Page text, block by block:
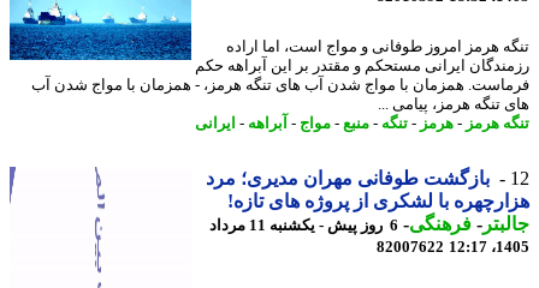
هرمز امروز طوفانی و مواج است، اما اراده
ایرانی مستحکم و مقتدر بر این آبراهه حکم
همزمان با مواج شدن آب های تنگه هرمز، - همزمان با مواج شدن آب
تنگه هرمز، پیامی ...
هرمز- هرمز- تنگه -منبع -مواج-آبراهه- ایرانی
بازگشت طوفانی مهران مدیری؛ مرد
با لشکری از پروژه های تازه!
-فرهنگی-
6 روز پیش - یکشنبه 11 مرداد
82007622